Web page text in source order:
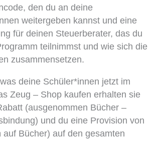
den du an deine
weitergeben kannst und eine
für deinen Steuerberater, das du
teilnimmst und wie sich die
zusammensetzen.
deine Schüler*innen jetzt im
Zeug – Shop kaufen erhalten sie
(ausgenommen Bücher –
und du eine Provision von
auf Bücher) auf den gesamten